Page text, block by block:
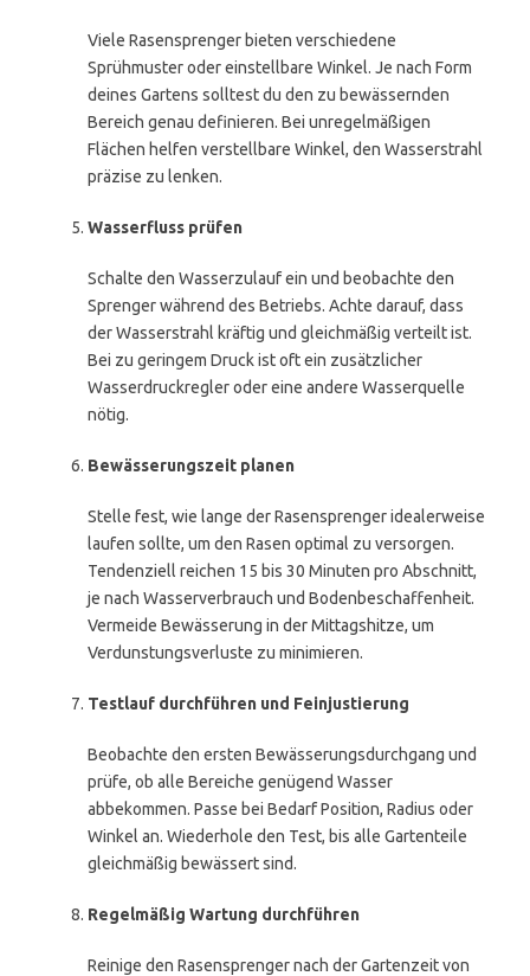
Viele Rasensprenger bieten verschiedene
Sprühmuster oder einstellbare Winkel. Je nach Form
deines Gartens solltest du den zu bewässernden
Bereich genau definieren. Bei unregelmäßigen
Flächen helfen verstellbare Winkel, den Wasserstrahl
präzise zu lenken.
Wasserfluss prüfen
Schalte den Wasserzulauf ein und beobachte den
Sprenger während des Betriebs. Achte darauf, dass
der Wasserstrahl kräftig und gleichmäßig verteilt ist.
Bei zu geringem Druck ist oft ein zusätzlicher
Wasserdruckregler oder eine andere Wasserquelle
nötig.
Bewässerungszeit planen
Stelle fest, wie lange der Rasensprenger idealerweise
laufen sollte, um den Rasen optimal zu versorgen.
Tendenziell reichen 15 bis 30 Minuten pro Abschnitt,
je nach Wasserverbrauch und Bodenbeschaffenheit.
Vermeide Bewässerung in der Mittagshitze, um
Verdunstungsverluste zu minimieren.
Testlauf durchführen und Feinjustierung
Beobachte den ersten Bewässerungsdurchgang und
prüfe, ob alle Bereiche genügend Wasser
abbekommen. Passe bei Bedarf Position, Radius oder
Winkel an. Wiederhole den Test, bis alle Gartenteile
gleichmäßig bewässert sind.
Regelmäßig Wartung durchführen
Reinige den Rasensprenger nach der Gartenzeit von